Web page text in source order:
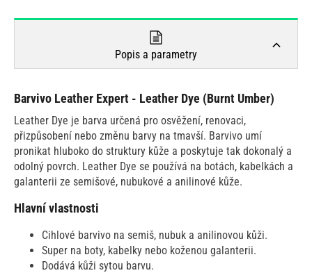
Popis a parametry
Barvivo Leather Expert - Leather Dye (Burnt Umber)
Leather Dye je barva určená pro osvěžení, renovaci,
přizpůsobení nebo změnu barvy na tmavší. Barvivo umí
pronikat hluboko do struktury kůže a poskytuje tak dokonalý a
odolný povrch. Leather Dye se používá na botách, kabelkách a
galanterii ze semišové, nubukové a anilinové kůže.
Hlavní vlastnosti
Cihlové barvivo na semiš, nubuk a anilinovou kůži.
Super na boty, kabelky nebo koženou galanterii.
Dodává kůži sytou barvu.